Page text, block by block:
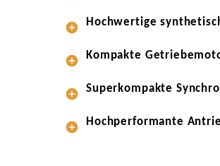
Hochwertige
Kompakte
Superkompakte
Hochperformante